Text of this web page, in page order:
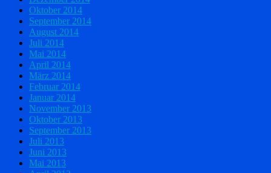
Oktober 2014
September 2014
August 2014
Juli 2014
Mai 2014
April 2014
März 2014
Februar 2014
Januar 2014
November 2013
Oktober 2013
September 2013
Juli 2013
Juni 2013
Mai 2013